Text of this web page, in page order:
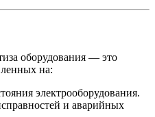
оборудования — это
на:
электрооборудования.
и аварийных